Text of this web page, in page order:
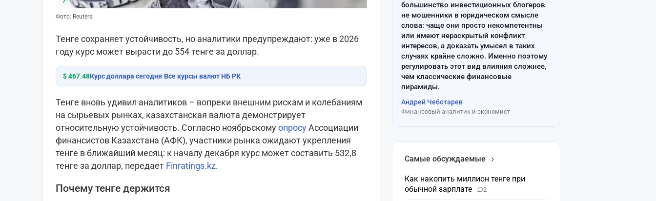
Фото: Reuters
Тенге сохраняет устойчивость, но аналитики предупреждают: уже в 2026
году курс может вырасти до 554 тенге за доллар.
$ 467.48Курс доллара сегодня·Все курсы валют НБ РК
Тенге вновь удивил аналитиков – вопреки внешним рискам и колебаниям
на сырьевых рынках, казахстанская валюта демонстрирует
относительную устойчивость. Согласно ноябрьскомуопросуАссоциации
финансистов Казахстана (АФК), участники рынка ожидают укрепления
тенге в ближайший месяц: к началу декабря курс может составить 532,8
тенге за доллар, передает Finratings.kz.
Почему тенге держится
большинство инвестиционных блогеров
не мошенники в юридическом смысле
слова: чаще они просто некомпетентны
или имеют нераскрытый конфликт
интересов, а доказать умысел в таких
случаях крайне сложно. Именно поэтому
регулировать этот вид влияния сложнее,
чем классические финансовые
пирамиды.
Андрей Чеботарев
Финансовый аналитик и экономист
Самые обсуждаемые
Как накопить миллион тенге при
обычной зарплате
2